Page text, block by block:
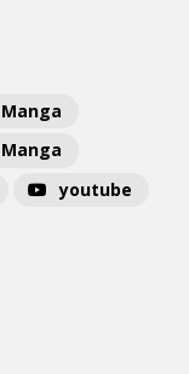
Manga
Manga
youtube